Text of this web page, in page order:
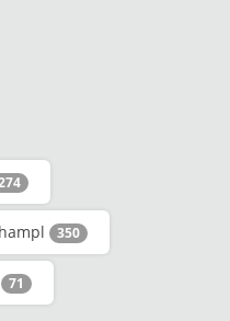
hampl 350
71